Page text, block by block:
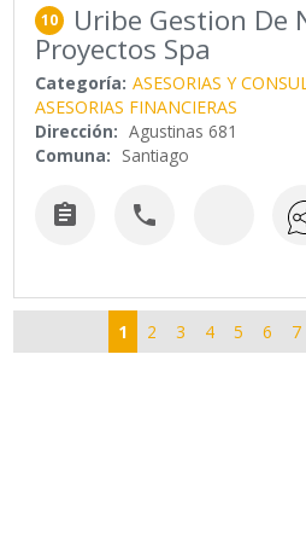
10 Uribe Gestion De
Proyectos Spa
Categoría: ASESORIAS Y
ASESORIAS FINANCIERAS
Dirección: Agustinas 681
Comuna: Santiago
 
1 2 3 4 5 6 7